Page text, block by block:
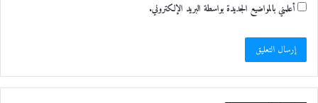
أعلمني بالمواضيع الجديدة بواسطة البريد الإلكتروني.